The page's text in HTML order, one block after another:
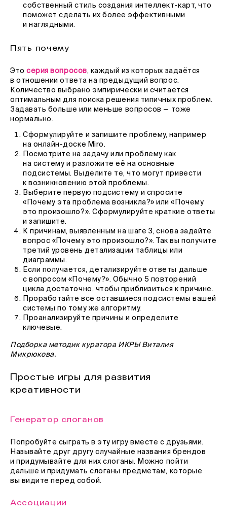
собственный стиль создания интеллект-карт, что
поможет сделать их более эффективными
и наглядными.
Пять почему
Этосерия вопросов, каждый из которых задаётся
в отношении ответа на предыдущий вопрос.
Количество выбрано эмпирически и считается
оптимальным для поиска решения типичных проблем.
Задавать больше или меньше вопросов — тоже
нормально.
Сформулируйте и запишите проблему, например
на онлайн-доске Miro.
Посмотрите на задачу или проблему как
на систему и разложите её на основные
подсистемы. Выделите те, что могут привести
к возникновению этой проблемы.
Выберите первую подсистему и спросите
«Почему эта проблема возникла?» или «Почему
это произошло?». Сформулируйте краткие ответы
и запишите.
К причинам, выявленным на шаге 3, снова задайте
вопрос «Почему это произошло?». Так вы получите
третий уровень детализации таблицы или
диаграммы.
Если получается, детализируйте ответы дальше
с вопросом «Почему?». Обычно 5 повторений
цикла достаточно, чтобы приблизиться к причине.
Проработайте все оставшиеся подсистемы вашей
системы по тому же алгоритму.
Проанализируйте причины и определите
ключевые.
Подборка методик куратора ИКРЫ Виталия
Микрюкова.
Простые игры для развития
креативности
Генератор слоганов
Попробуйте сыграть в эту игру вместе с друзьями.
Называйте друг другу случайные названия брендов
и придумывайте для них слоганы. Можно пойти
дальше и придумать слоганы предметам, которые
вы видите перед собой.
Ассоциации